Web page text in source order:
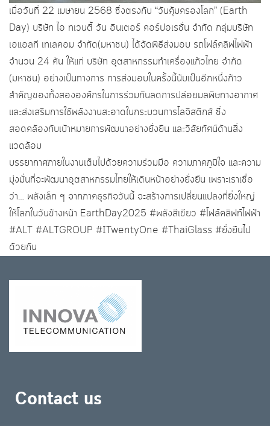
เมื่อวันที่ 22 เมษายน 2568 ซึ่งตรงกับ “วันคุ้มครองโลก” (Earth
Day) บริษัท ไอ ทเวนตี้ วัน อินเตอร์ คอร์ปอเรชั่น จำกัด กลุ่มบริษัท
เอแอลที เทเลคอม จำกัด(มหาชน) ได้จัดพิธีส่งมอบ รถโฟล์คลิฟไฟฟ้า
จำนวน 24 คัน ให้แก่ บริษัท อุตสาหกรรมทำเครื่องแก้วไทย จำกัด
(มหาชน) อย่างเป็นทางการ การส่งมอบในครั้งนี้นับเป็นอีกหนึ่งก้าว
สำคัญของทั้งสององค์กรในการร่วมกันลดการปล่อยมลพิษทางอากาศ
และส่งเสริมการใช้พลังงานสะอาดในกระบวนการโลจิสติกส์ ซึ่ง
สอดคล้องกับเป้าหมายการพัฒนาอย่างยั่งยืน และวิสัยทัศน์ด้านสิ่ง
แวดล้อม
บรรยากาศภายในงานเต็มไปด้วยความร่วมมือ ความภาคภูมิใจ และความ
มุ่งมั่นที่จะพัฒนาอุตสาหกรรมไทยให้เดินหน้าอย่างยั่งยืน เพราะเราเชื่อ
ว่า… พลังเล็ก ๆ จากภาคธุรกิจวันนี้ จะสร้างการเปลี่ยนแปลงที่ยิ่งใหญ่
ให้โลกในวันข้างหน้า EarthDay2025 #พลังสีเขียว #โฟล์คลิฟท์ไฟฟ้า
#ALT #ALTGROUP #ITwentyOne #ThaiGlass #ยั่งยืนไป
ด้วยกัน
Contact us